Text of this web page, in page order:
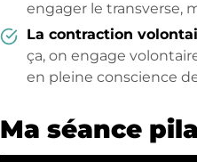
engager le transverse,
La contraction
ça, on engage
en pleine conscience
Ma séance